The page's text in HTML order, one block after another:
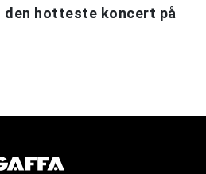
den hotteste koncert på